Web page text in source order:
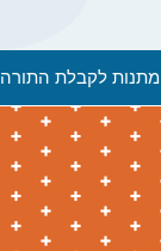
מתנות לקבלת התורה